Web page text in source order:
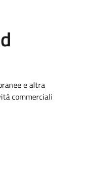
e altra
commerciali